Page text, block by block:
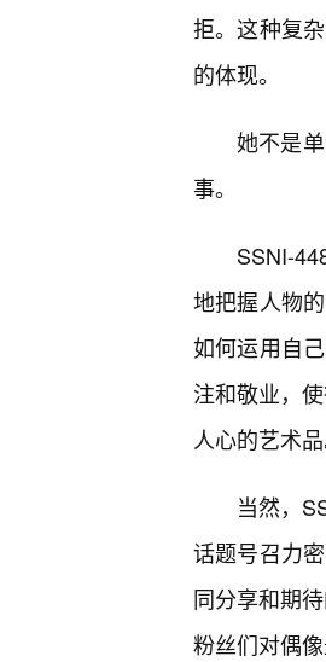
拒。这种复
的体现。
她不是
事。
SSNI-
地把握人物
如何运用自
注和敬业，
人心的艺术品
当然，
话题号召力
同分享和期
粉丝们对偶